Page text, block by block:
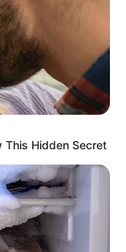
This Hidden Secret